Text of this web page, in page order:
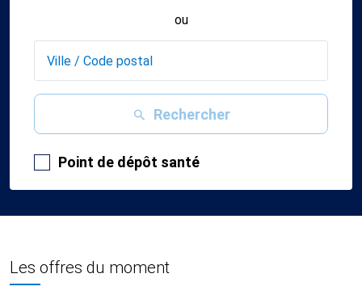
ou
Rechercher
Point de dépôt santé
Les offres du moment